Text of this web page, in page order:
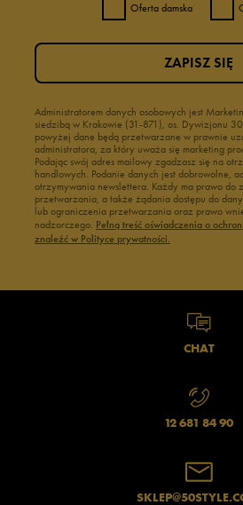
Oferta damska
Administratorem danych osobowych jest
siedzibą w Krakowie (31-871), os. Dywizjonu
powyżej dane będą przetwarzane w prawnie
administratora, za który uważa się marketing
Podając swój adres mailowy zgadzasz się na
handlowych. Podanie danych jest dobrowolne,
otrzymywania newslettera. Każdy ma prawo do
przetwarzania, a także żądania dostępu do
lub ograniczenia przetwarzania oraz prawo
nadzorczego. Pełną treść oświadczenia o
znaleźć w Polityce prywatności.
ZAPISZ SIĘ
CHAT
12 681 84 90